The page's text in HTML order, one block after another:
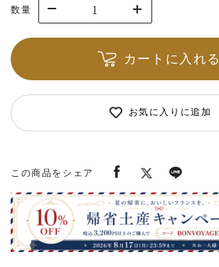
数量
カートに入れる
お気に入りに追加
この商品をシェア